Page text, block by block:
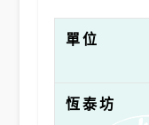
單位
恆泰坊